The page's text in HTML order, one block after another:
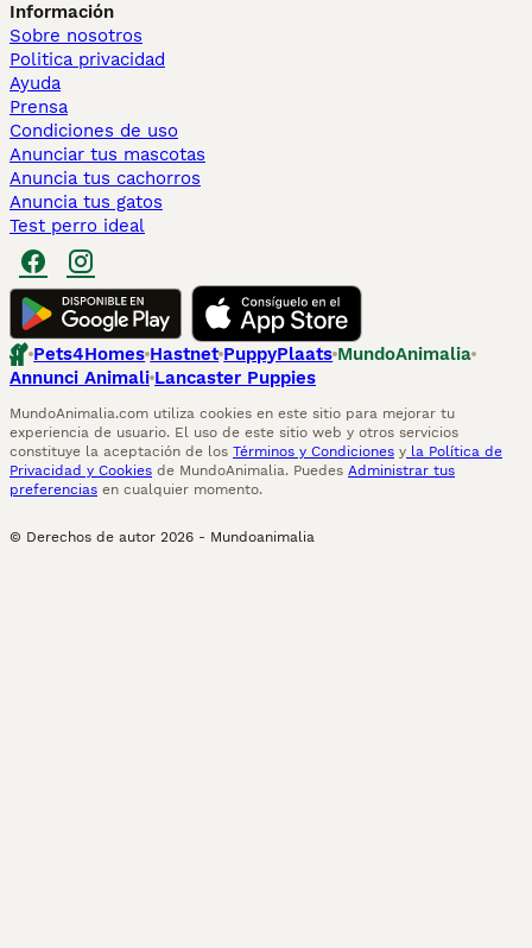
Información
Sobre nosotros
Politica privacidad
Ayuda
Prensa
Condiciones de uso
Anunciar tus mascotas
Anuncia tus cachorros
Anuncia tus gatos
Test perro ideal
Pets4Homes Hastnet PuppyPlaats MundoAnimalia
Annunci Animali Lancaster Puppies
MundoAnimalia.com utiliza cookies en este sitio para mejorar tu
experiencia de usuario. El uso de este sitio web y otros servicios
constituye la aceptación de los Términos y Condiciones y la Política de
Privacidad y Cookies de MundoAnimalia. Puedes Administrar tus
preferencias en cualquier momento.
© Derechos de autor 2026 - Mundoanimalia